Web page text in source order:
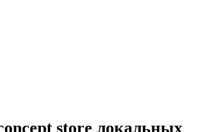
store локальных